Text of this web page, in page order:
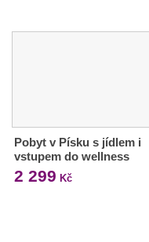
Pobyt v Písku s jídlem i
vstupem do wellness
2 299 Kč